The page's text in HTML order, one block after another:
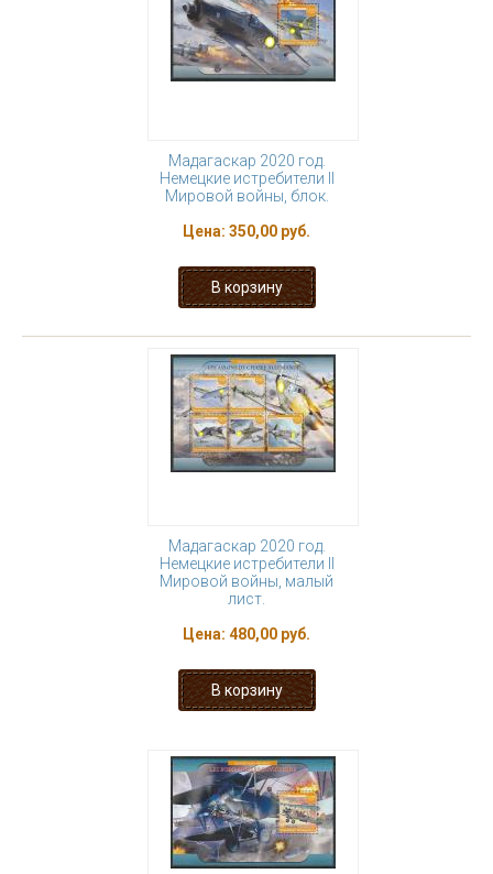
Мадагаскар 2020 год.
Немецкие истребители II
Мировой войны, блок.
Цена: 350,00 руб.
Мадагаскар 2020 год.
Немецкие истребители II
Мировой войны, малый
лист.
Цена: 480,00 руб.